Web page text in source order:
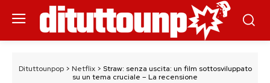
Dituttounpop> Netflix> Straw: senza uscita: un film sottosviluppato
su un tema cruciale – La recensione